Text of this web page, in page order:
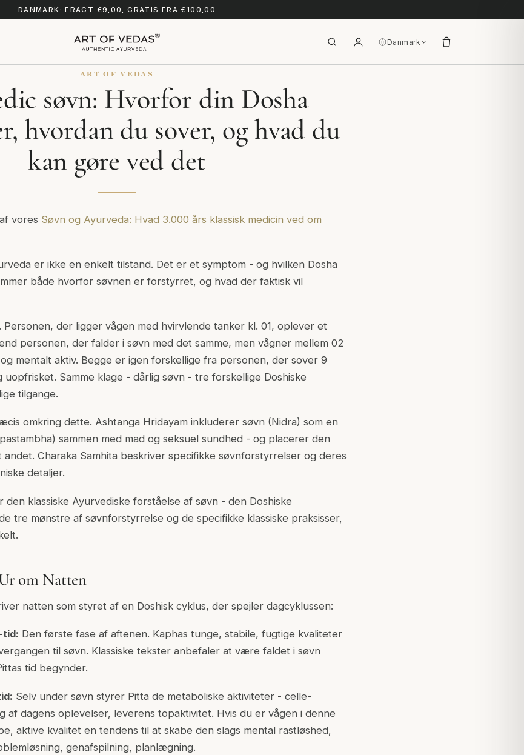
DANMARK: FRAGT €9,00, GRATIS FRA €100,00
Danmark
ART OF VEDAS
søvn: Hvorfor din Dosha
hvordan du sover, og hvad du
kan gøre ved det
vores Søvn og Ayurveda: Hvad 3.000 års klassisk medicin ved om
er ikke en enkelt tilstand. Det er et symptom - og hvilken Dosha
både hvorfor søvnen er forstyrret, og hvad der faktisk vil
der ligger vågen med hvirvlende tanker kl. 01, oplever et
personen, der falder i søvn med det samme, men vågner mellem 02
mentalt aktiv. Begge er igen forskellige fra personen, der sover 9
Samme klage - dårlig søvn - tre forskellige Doshiske
tilgange.
omkring dette. Ashtanga Hridayam inkluderer søvn (Nidra) som en
sammen med mad og seksuel sundhed - og placerer den
Charaka Samhita beskriver specifikke søvnforstyrrelser og deres
detaljer.
klassiske Ayurvediske forståelse af søvn - den Doshiske
tre mønstre af søvnforstyrrelse og de specifikke klassiske praksisser,
om Natten
natten som styret af en Doshisk cyklus, der spejler dagcyklussen:
tid: Den første fase af aftenen. Kaphas tunge, stabile, fugtige kvaliteter
til søvn. Klassiske tekster anbefaler at være faldet i søvn
tid begynder.
Selv under søvn styrer Pitta de metaboliske aktiviteter - celle-
af dagens oplevelser, leverens topaktivitet. Hvis du er vågen i denne
aktive kvalitet en tendens til at skabe den slags mental rastløshed,
genafspilning, planlægning.